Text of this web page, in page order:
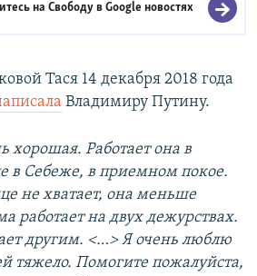
на Свободу вGoogle новостях
Тася 14 декабря 2018 года
Владимиру Путину.
хорошая. Работает она в
в Себеже, в приемном покое.
не хватает, она меньше
работает на двух дежурствах.
другим. <…> Я очень люблю
тяжело. Помогите пожалуйста,